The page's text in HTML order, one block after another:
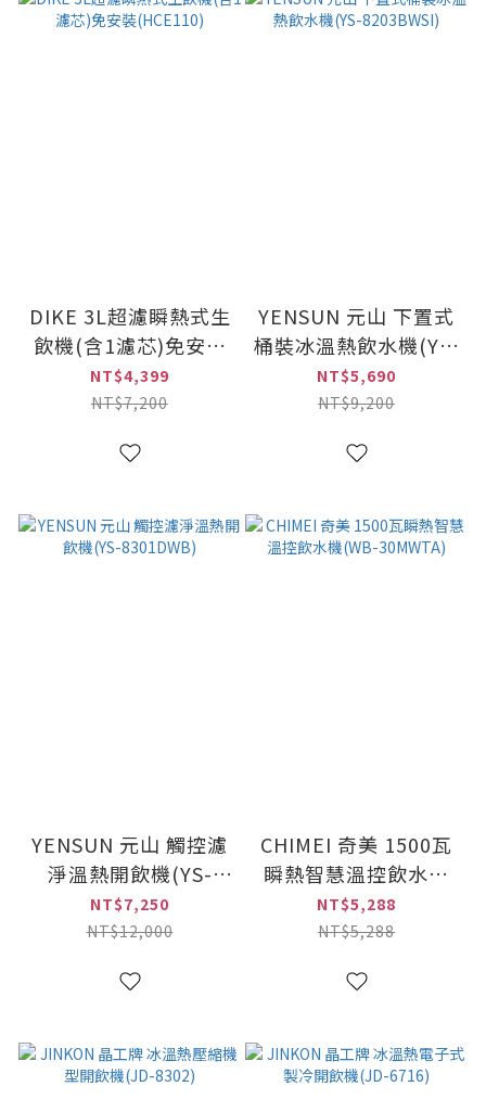
DIKE 3L超濾瞬熱式生
飲機(含1濾芯)免安裝
(HCE110)
NT$4,399
NT$7,200
YENSUN 元山 下置式
桶裝冰溫熱飲水機(YS-
8203BWSI)
NT$5,690
NT$9,200
YENSUN 元山 觸控濾
淨溫熱開飲機(YS-
8301DWB)
NT$7,250
NT$12,000
CHIMEI 奇美 1500瓦
瞬熱智慧溫控飲水機
(WB-30MWTA)
NT$5,288
NT$5,288